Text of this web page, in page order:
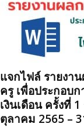
แจกไฟล์ รายงา
ครู เพื่อประกอบ
เงินเดือน ครั้งที่
ตุลาคม 2565 –